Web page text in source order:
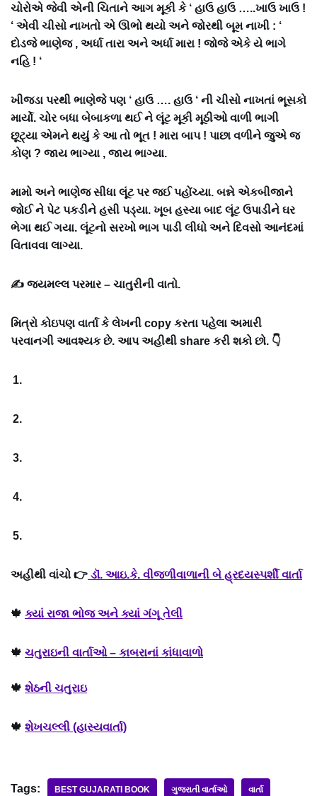
ચોરોએ જેવી એની ચિતાને આગ મૂકી કે ‘ હાઉ હાઉ …..ખાઉ ખાઉ !
‘ એવી ચીસો નાખતો એ ઊભો થયો અને જોરથી બૂમ નાખી : ‘
દોડજે ભાણેજ , અર્ધા તારા અને અર્ધા મારા ! જોજે એકે યે ભાગે
નહિ ! ‘
ખીજડા પરથી ભાણેજે પણ ‘ હાઉ …. હાઉ ‘ ની ચીસો નાખતાં ભૂસકો
માર્યો. ચોર બધા બેબાકળા થઈ ને લૂંટ મૂકી મૂઠીઓ વાળી ભાગી
છૂટ્યા એમને થયું કે આ તો ભૂત ! મારા બાપ ! પાછા વળીને જુએ જ
કોણ ? જાય ભાગ્યા , જાય ભાગ્યા.
મામો અને ભાણેજ સીધા લૂંટ પર જઈ પહોંચ્યા. બન્ને એકબીજાને
જોઈ ને પેટ પકડીને હસી પડ્યા. ખૂબ હસ્યા બાદ લૂંટ ઉપાડીને ઘર
ભેગા થઈ ગયા. લૂંટનો સરખો ભાગ પાડી લીધો અને દિવસો આનંદમાં
વિતાવવા લાગ્યા.
✍ જયમલ્લ પરમાર – ચાતુરીની વાતો.
મિત્રો કોઇપણ વાર્તા કે લેખની copy કરતા પહેલા અમારી
પરવાનગી આવશ્યક છે. આપ અહીથી share કરી શકો છો. 👇
અહીથી વાંચો 👉 ડૉ. આઇ.કે. વીજળીવાળાની બે હ્રદયસ્પર્શી વાર્તા
🍁 ક્યાં રાજા ભોજ અને ક્યાં ગંગૂ તેલી
🍁 ચતુરાઇની વાર્તાઓ – કાબરાનાં કાંધાવાળો
🍁 શેઠની ચતુરાઇ
🍁 શેખચલ્લી (હાસ્યવાર્તા)
Tags: BEST GUJARATI BOOK ગુજરાતી વાર્તાઓ વાર્તા